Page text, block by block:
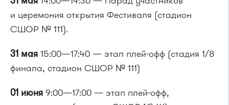
и церемония открытия Фестиваля (стадион
СШОР № 111).
31 мая 15:00—17:40 — этап плей-офф (стадия 1/8
финала, стадион СШОР № 111)
01 июня 9:00—17:00 — этап плей-офф,